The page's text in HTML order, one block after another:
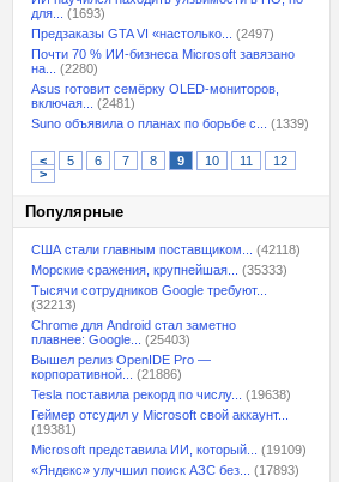
для...
(1693)
Предзаказы GTA VI «настолько...
(2497)
Почти 70 % ИИ-бизнеса Microsoft завязано
на...
(2280)
Asus готовит семёрку OLED-мониторов,
включая...
(2481)
Suno объявила о планах по борьбе с...
(1339)
< 5 6 7 8 9 10 11
12
>
Популярные
США стали главным поставщиком...
(42118)
Морские сражения, крупнейшая...
(35333)
Тысячи сотрудников Google требуют...
(32213)
Chrome для Android стал заметно
плавнее: Google...
(25403)
Вышел релиз OpenIDE Pro —
корпоративной...
(21886)
Tesla поставила рекорд по числу...
(19638)
Геймер отсудил у Microsoft свой аккаунт...
(19381)
Microsoft представила ИИ, который...
(19109)
«Яндекс» улучшил поиск АЗС без...
(17893)